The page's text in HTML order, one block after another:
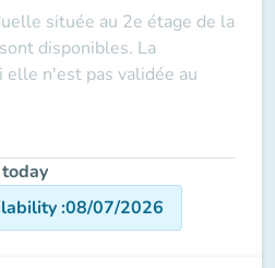
située au 2e étage de la
disponibles. La
n'est pas validée au
:08/07/2026